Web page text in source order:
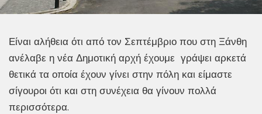
Είναι αλήθεια ότι από τον Σεπτέμβριο που στη Ξάνθη
ανέλαβε η νέα Δημοτική αρχή έχουμε γράψει αρκετά
θετικά τα οποία έχουν γίνει στην πόλη και είμαστε
σίγουροι ότι και στη συνέχεια θα γίνουν πολλά
περισσότερα.